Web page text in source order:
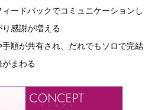
ードバックでコミュニケーションし
感謝が増える
手順が共有され、だれでもソロで完結
がまわる